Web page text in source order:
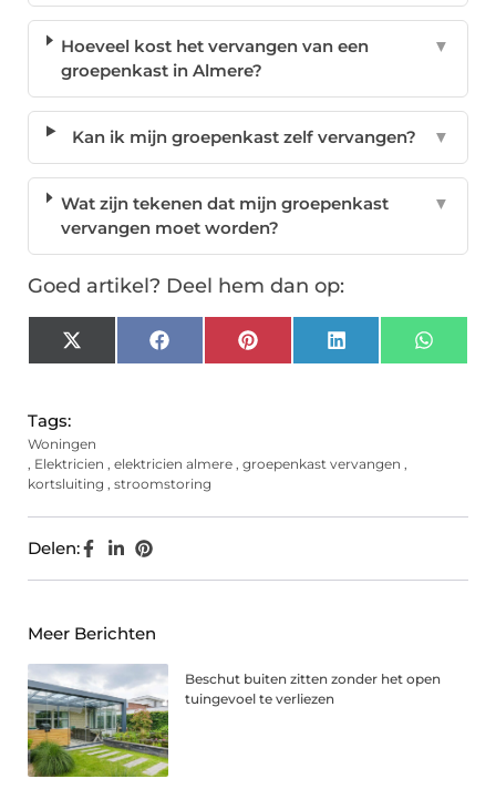
Hoeveel kost het vervangen van een
groepenkast in Almere?
▼
Kan ik mijn groepenkast zelf vervangen? ▼
Wat zijn tekenen dat mijn groepenkast
vervangen moet worden?
▼
Goed artikel? Deel hem dan op:
X
(Twitter)
FacebookPinterest LinkedIn
Tags:
Woningen
, Elektricien , elektricien almere , groepenkast vervangen ,
kortsluiting , stroomstoring
Delen:
Meer Berichten
Beschut buiten zitten zonder het open
tuingevoel te verliezen